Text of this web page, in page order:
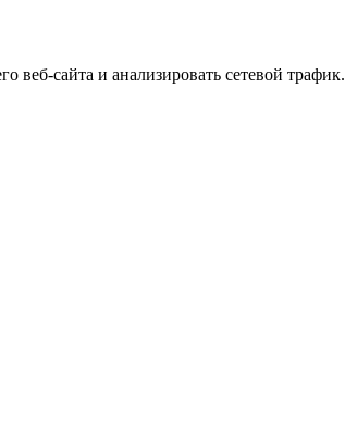
сайта и анализировать сетевой трафик.